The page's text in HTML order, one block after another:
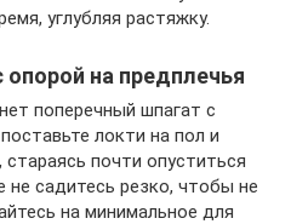
углубляя растяжку.
на предплечья
поперечный шпагат с
локти на пол и
почти опуститься
не садитесь резко, чтобы не
на минимальное для